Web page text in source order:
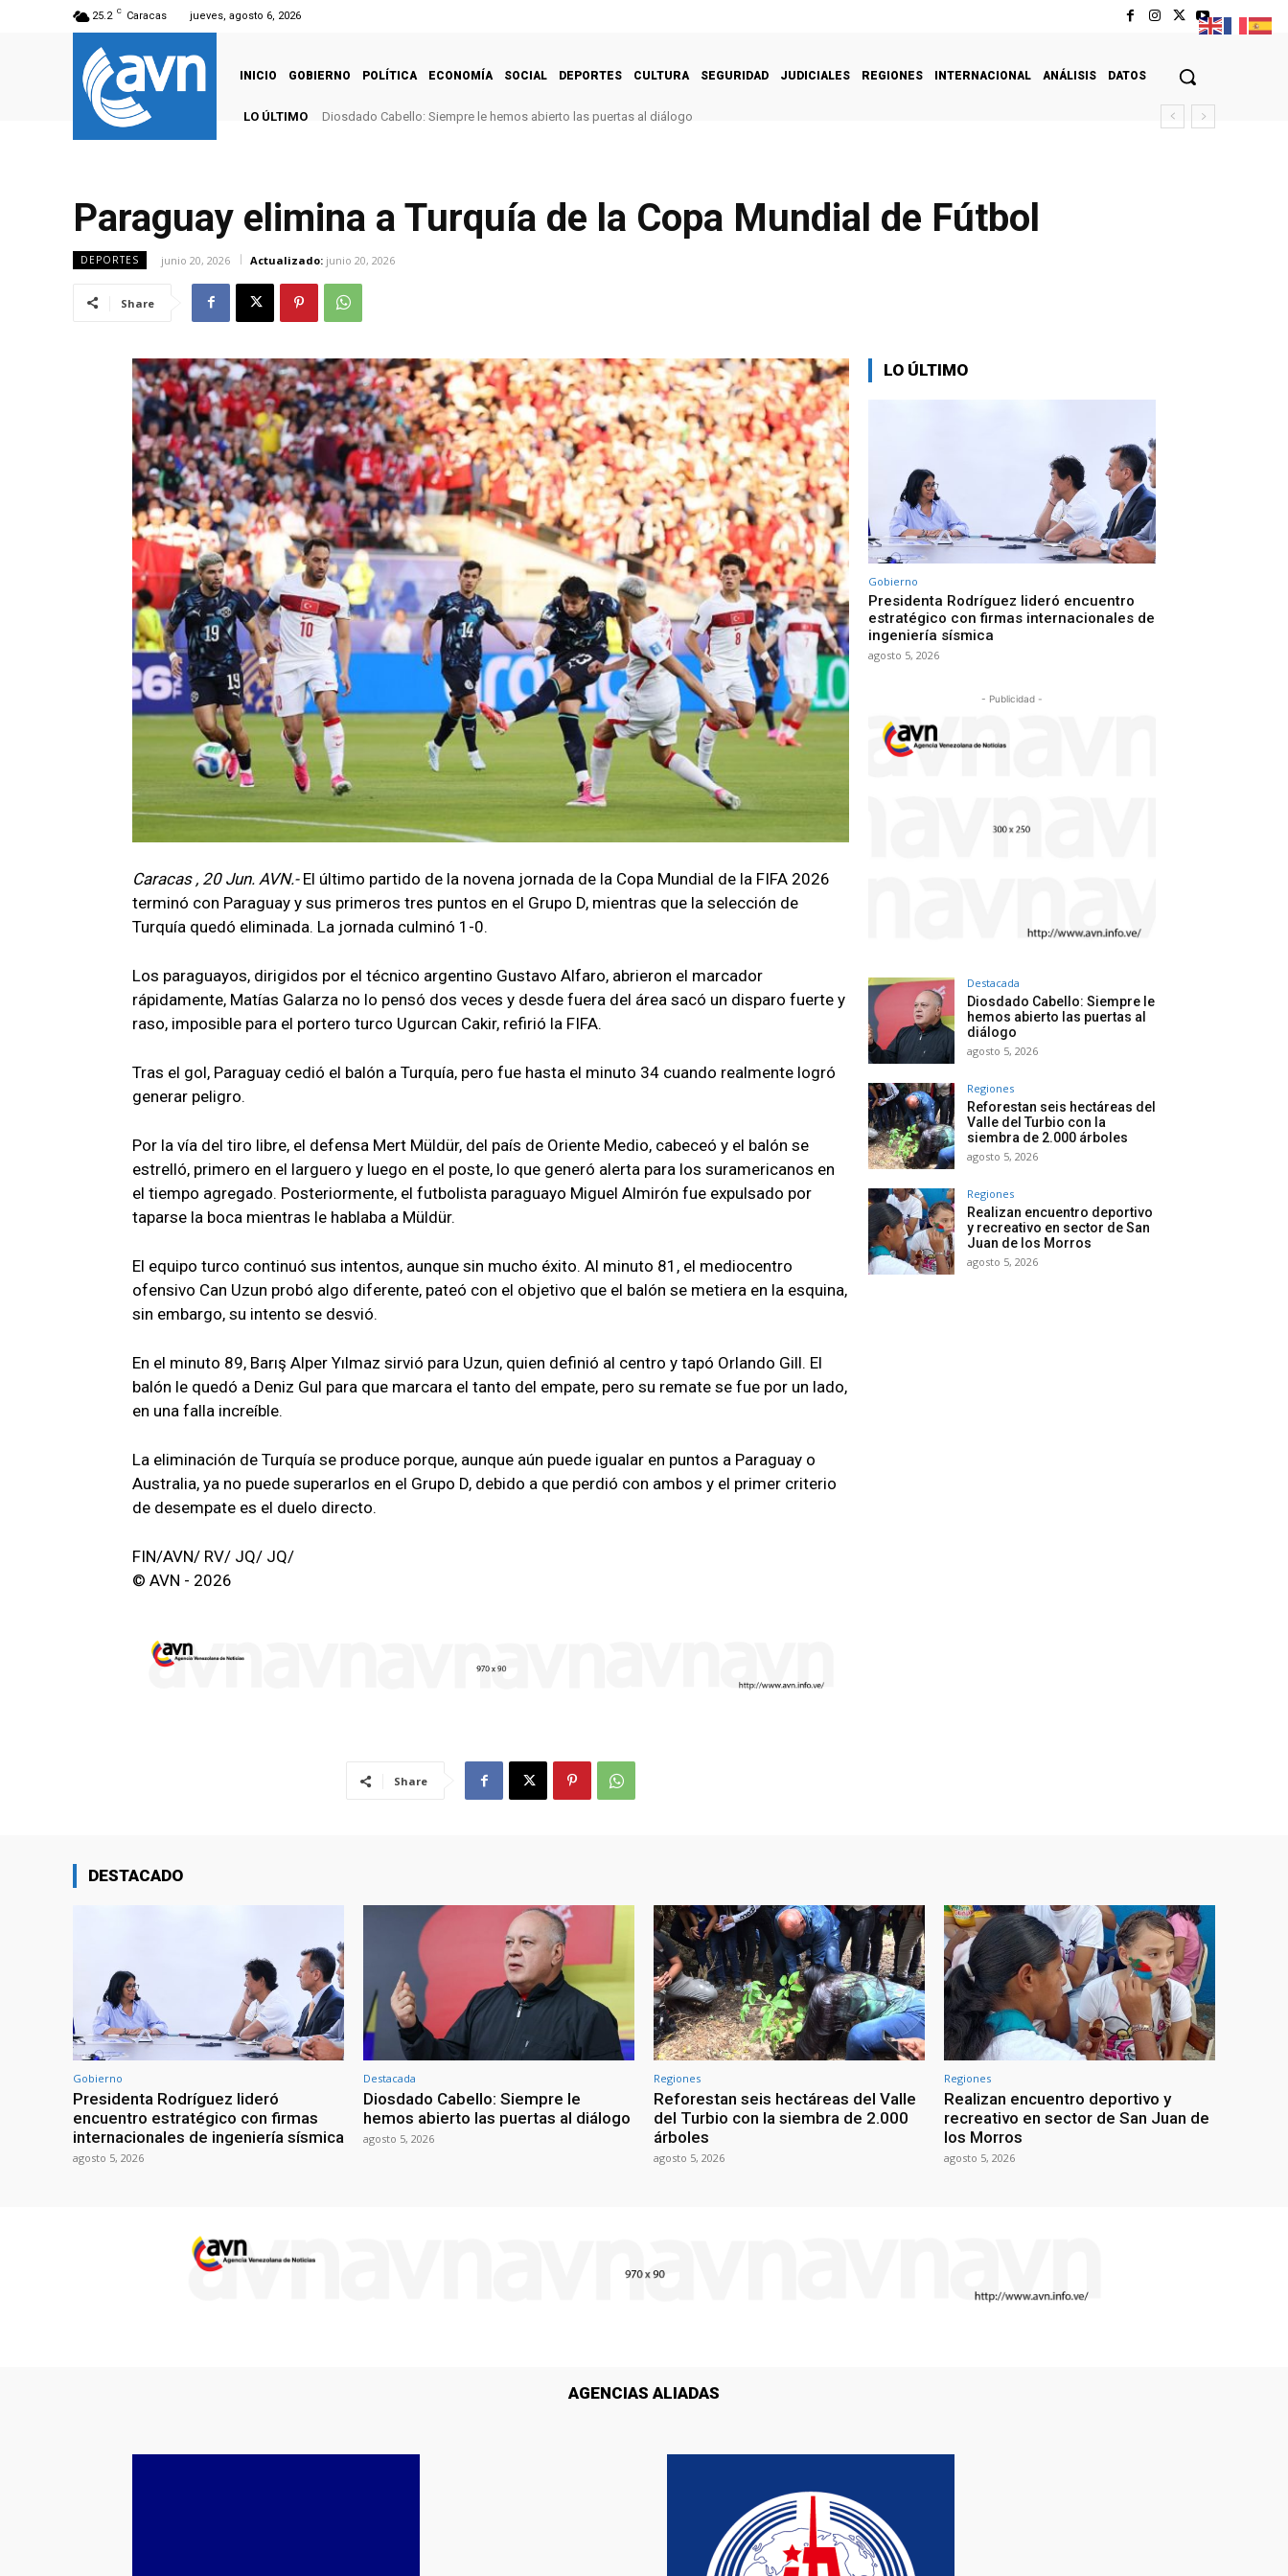
25.2 C Caracas jueves, agosto 6, 2026
INICIO GOBIERNO POLÍTICA ECONOMÍA SOCIAL DEPORTES CULTURA SEGURIDAD JUDICIALES REGIONES INTERNACIONAL ANÁLISIS DATOS
LO ÚLTIMO Diosdado Cabello: Siempre le hemos abierto las puertas al diálogo
Paraguay elimina a Turquía de la Copa Mundial de Fútbol
DEPORTES junio 20, 2026 Actualizado: junio 20, 2026
Share
Caracas , 20 Jun. AVN.- El último partido de la novena jornada de la Copa Mundial de la FIFA 2026
terminó con Paraguay y sus primeros tres puntos en el Grupo D, mientras que la selección de
Turquía quedó eliminada. La jornada culminó 1-0.
Los paraguayos, dirigidos por el técnico argentino Gustavo Alfaro, abrieron el marcador
rápidamente, Matías Galarza no lo pensó dos veces y desde fuera del área sacó un disparo fuerte y
raso, imposible para el portero turco Ugurcan Cakir, refirió la FIFA.
Tras el gol, Paraguay cedió el balón a Turquía, pero fue hasta el minuto 34 cuando realmente logró
generar peligro.
Por la vía del tiro libre, el defensa Mert Müldür, del país de Oriente Medio, cabeceó y el balón se
estrelló, primero en el larguero y luego en el poste, lo que generó alerta para los suramericanos en
el tiempo agregado. Posteriormente, el futbolista paraguayo Miguel Almirón fue expulsado por
taparse la boca mientras le hablaba a Müldür.
El equipo turco continuó sus intentos, aunque sin mucho éxito. Al minuto 81, el mediocentro
ofensivo Can Uzun probó algo diferente, pateó con el objetivo que el balón se metiera en la esquina,
sin embargo, su intento se desvió.
En el minuto 89, Barış Alper Yılmaz sirvió para Uzun, quien definió al centro y tapó Orlando Gill. El
balón le quedó a Deniz Gul para que marcara el tanto del empate, pero su remate se fue por un lado,
en una falla increíble.
La eliminación de Turquía se produce porque, aunque aún puede igualar en puntos a Paraguay o
Australia, ya no puede superarlos en el Grupo D, debido a que perdió con ambos y el primer criterio
de desempate es el duelo directo.
FIN/AVN/ RV/ JQ/ JQ/
© AVN - 2026
Share
LO ÚLTIMO
Gobierno
Presidenta Rodríguez lideró encuentro
estratégico con firmas internacionales de
ingeniería sísmica
agosto 5, 2026
- Publicidad -
Destacada
Diosdado Cabello: Siempre le
hemos abierto las puertas al
diálogo
agosto 5, 2026
Regiones
Reforestan seis hectáreas del
Valle del Turbio con la
siembra de 2.000 árboles
agosto 5, 2026
Regiones
Realizan encuentro deportivo
y recreativo en sector de San
Juan de los Morros
agosto 5, 2026
DESTACADO
Gobierno
Presidenta Rodríguez lideró
encuentro estratégico con firmas
internacionales de ingeniería sísmica
agosto 5, 2026
Destacada
Diosdado Cabello: Siempre le
hemos abierto las puertas al diálogo
agosto 5, 2026
Regiones
Reforestan seis hectáreas del Valle
del Turbio con la siembra de 2.000
árboles
agosto 5, 2026
Regiones
Realizan encuentro deportivo y
recreativo en sector de San Juan de
los Morros
agosto 5, 2026
AGENCIAS ALIADAS